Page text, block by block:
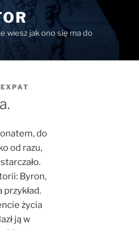
wiesz jak ono się ma do
EXPAT
do
od razu,
Byron,
przykład.
życia
ją w